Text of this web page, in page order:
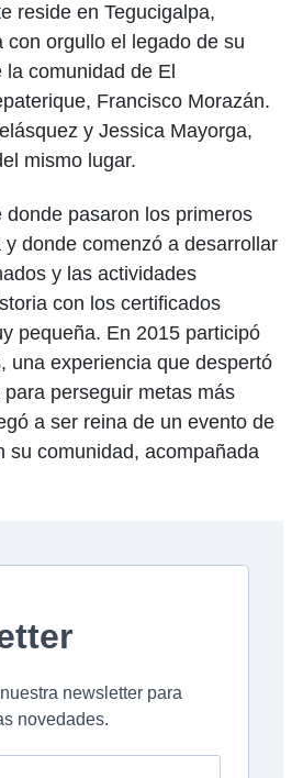
reside en Tegucigalpa,
con orgullo el legado de su
comunidad de El
Francisco Morazán.
y Jessica Mayorga,
mismo lugar.
donde pasaron los primeros
donde comenzó a desarrollar
y las actividades
con los certificados
pequeña. En 2015 participó
una experiencia que despertó
perseguir metas más
a ser reina de un evento de
su comunidad, acompañada